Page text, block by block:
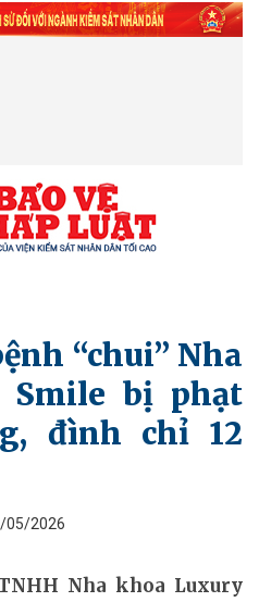
“chui” Nha
Smile bị phạt
đình chỉ 12
05/2026
Nha khoa Luxury